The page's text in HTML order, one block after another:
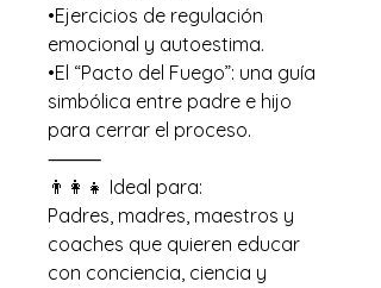
•Ejercicios de regulación
emocional y autoestima.
•El “Pacto del Fuego”: una guía
simbólica entre padre e hijo
para cerrar el proceso.
⸻
👨‍👩‍👧 Ideal para:
Padres, madres, maestros y
coaches que quieren educar
con conciencia, ciencia y